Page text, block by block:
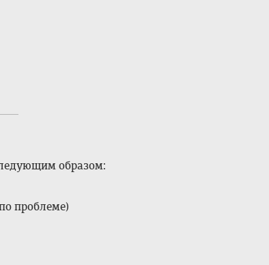
образом:
проблеме)